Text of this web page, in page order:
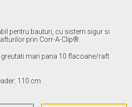
pentru bauturi, cu sistem sigur si
prin Corr-A-Clip®.
mari pana 10 flacoane/raft
110 cm